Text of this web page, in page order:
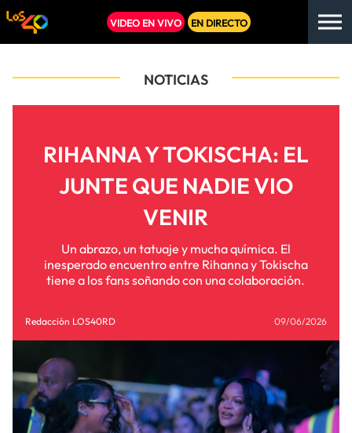
VIDEO EN VIVO EN DIRECTO
NOTICIAS
RIHANNA Y TOKISCHA: EL
JUNTE QUE NADIE VIO
VENIR
Un abrazo, un tatuaje y mucha química. El
inesperado encuentro entre Rihanna y Tokischa
tiene a los fans soñando con una colaboración.
Redacción LOS40RD 09/06/2026